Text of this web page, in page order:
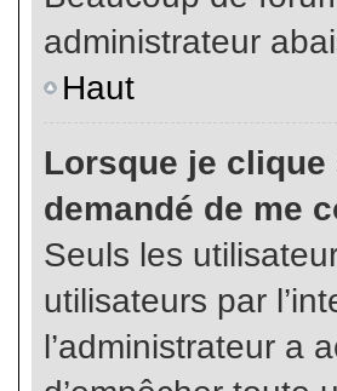
administrateur
Haut
Lorsque je clique
demandé de me
Seuls les
utilisateurs par
l’administrateur a